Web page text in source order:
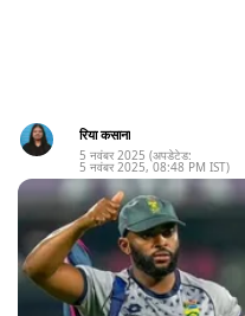
रिया कसाना
5 नवंबर 2025 (अपडेटेड:
5 नवंबर 2025, 08:48 PM IST)